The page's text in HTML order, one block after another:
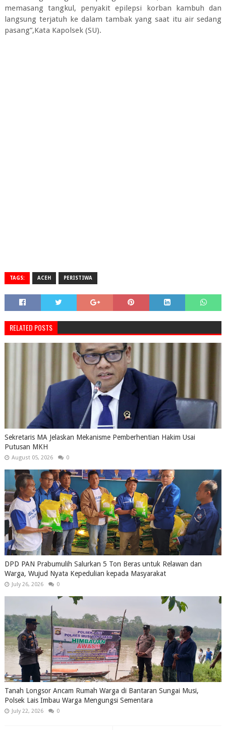
memasang tangkul, penyakit epilepsi korban kambuh dan
langsung terjatuh ke dalam tambak yang saat itu air sedang
pasang”,Kata Kapolsek (SU).
TAGS: ACEH PERISTIWA
RELATED POSTS
Sekretaris MA Jelaskan Mekanisme Pemberhentian Hakim Usai
Putusan MKH
August 05, 2026 0
DPD PAN Prabumulih Salurkan 5 Ton Beras untuk Relawan dan
Warga, Wujud Nyata Kepedulian kepada Masyarakat
July 26, 2026 0
Tanah Longsor Ancam Rumah Warga di Bantaran Sungai Musi,
Polsek Lais Imbau Warga Mengungsi Sementara
July 22, 2026 0